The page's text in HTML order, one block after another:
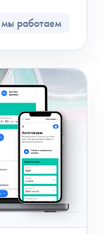
мы работаем